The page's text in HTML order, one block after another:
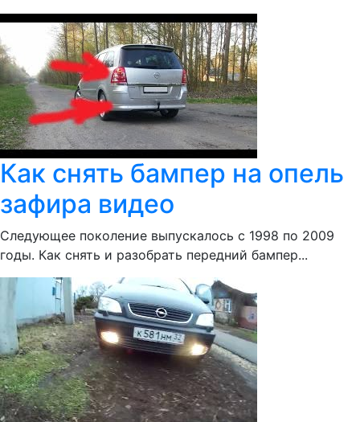
Как снять бампер на опель
зафира видео
Следующее поколение выпускалось с 1998 по 2009
годы. Как снять и разобрать передний бампер...